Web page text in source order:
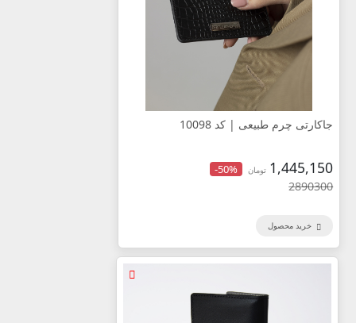
جاکارتی چرم طبیعی | کد 10098
1,445,150 تومان -50%
2890300
خرید محصول